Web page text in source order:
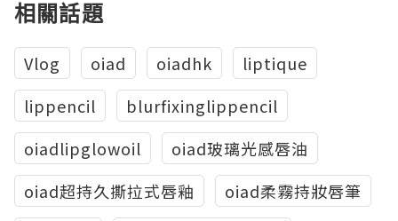
相關話題
Vlog oiad oiadhk
liptique
lippencil
blurfixinglippencil
oiadlipglowoil
oiad玻璃光感唇油
oiad超持久撕拉式唇釉
oiad柔霧持妝唇筆